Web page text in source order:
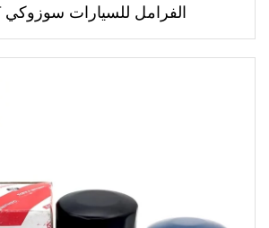
الفرامل للسيارات سوزوكي SWIFT